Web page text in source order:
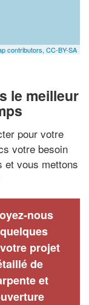
contributors, CC-BY-SA
le meilleur
pour votre
votre besoin
et vous mettons
nous
projet
de
et